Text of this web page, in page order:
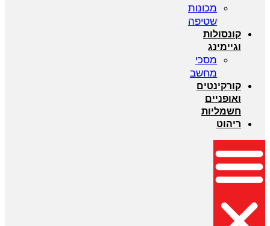
מכונות
שטיפה
קונסולות
וגיימינג
מסכי
מחשב
קורקינטים
ואופניים
חשמליות
ריהוט